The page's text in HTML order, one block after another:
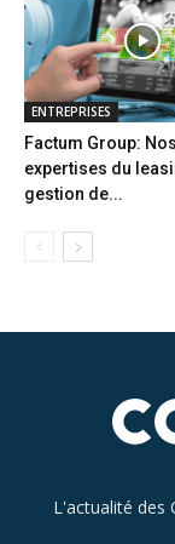
ENTREPRISES
Factum Group: Nos
expertises du
gestion de...
L'actualité des